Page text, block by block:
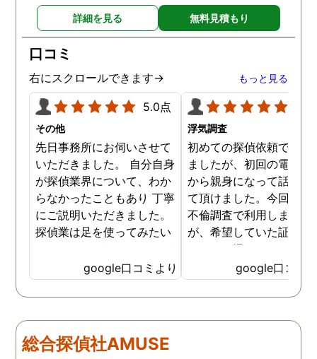
務所に関しても調べてく
ていて、周りの人たちの
かげで夫と離婚ができそ
詳細を見る 無料見積もり
口コミ
右にスクロールできます→ もっと見る
5.0点
その他
先日事務所にお伺いさせて
いただきました。 自分自身
が探偵業界について、わか
らなかったこともあり 丁寧
にご説明いただきました。
探偵業は足を使ってみたい
SNSなどの知識も豊富で、
色んな視点から対応されて
います。 他の口コミにもあ
金が安く明確で親身になっ
て対応いただける探偵さん
google口コミより
浮気調査
初めての探偵依頼で緊張
ましたが、初回の電話相
から親身になって話を聞
て頂けました。今回、夫
不倫調査で利用しました
が、希望していた証拠を
っかりと撮ってもらうこ
が出来ました。調査中も
動きがある度に細かく報
してくださり、安心しま
読めない中、柔軟に対応
google口コミ
総合探偵社AMUSE